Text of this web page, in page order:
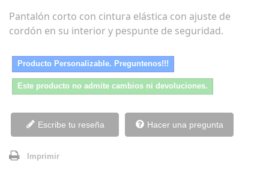
Pantalón corto con cintura elástica con ajuste de
cordón en su interior y pespunte de seguridad.
Producto Personalizable. Preguntenos!!!
Este producto no admite cambios ni devoluciones.
Escribe tu reseña Hacer una pregunta
Imprimir